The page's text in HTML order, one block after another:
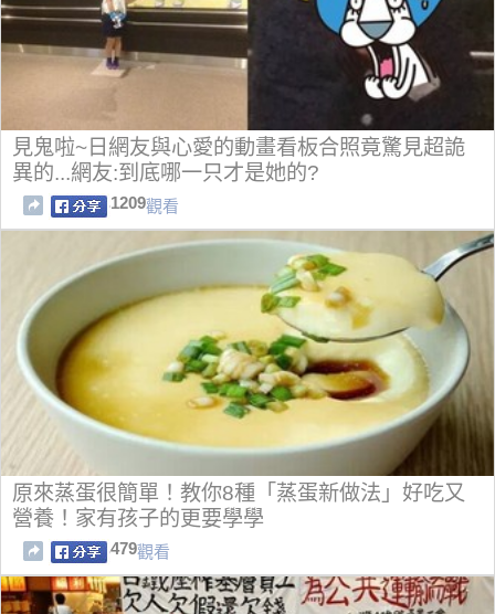
見鬼啦~日網友與心愛的動畫看板合照竟驚見超詭
異的...網友:到底哪一只才是她的?
1209觀看
原來蒸蛋很簡單！教你8種「蒸蛋新做法」好吃又
營養！家有孩子的更要學學
479觀看